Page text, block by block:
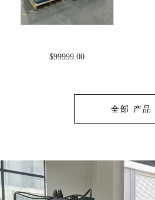
$99999.00
全部 产品